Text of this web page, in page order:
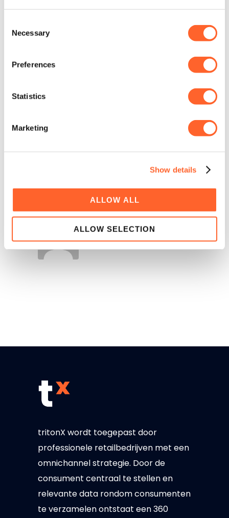
Selection
Necessary
Preferences
Statistics
Marketing
Show details
ALLOW ALL
ALLOW SELECTION
Vind je dit bericht interessant en wil je
Volg ons dan via LinkedIn:
tritonX wordt toegepast door
professionele retailbedrijven met een
omnichannel strategie. Door de
consument centraal te stellen en
relevante data rondom consumenten
te verzamelen ontstaat een 360